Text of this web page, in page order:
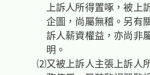
上訴人所得置啄，被上
企圖，尚屬無稽。另有
訴人薪資權益，亦尚非
明。
⑵又被上訴人主張上訴人所